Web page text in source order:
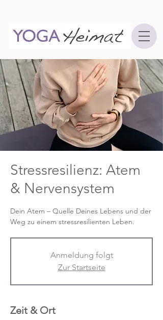
Stressresilienz: Atem
& Nervensystem
Dein Atem – Quelle Deines Lebens und der
Weg zu einem stressresilienten Leben.
Anmeldung folgt
Zur Startseite
Zeit & Ort